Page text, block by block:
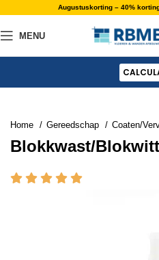
Augustuskorting – 40%
MENU
Home Gereedschap Coaten/
Blokkwast/